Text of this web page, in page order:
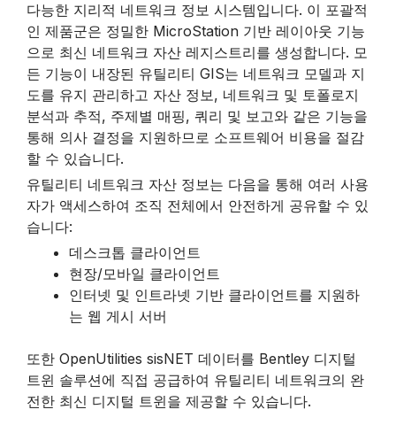
다능한 지리적 네트워크 정보 시스템입니다. 이 포괄적
인 제품군은 정밀한 MicroStation 기반 레이아웃 기능
으로 최신 네트워크 자산 레지스트리를 생성합니다. 모
든 기능이 내장된 유틸리티 GIS는 네트워크 모델과 지
도를 유지 관리하고 자산 정보, 네트워크 및 토폴로지
분석과 추적, 주제별 매핑, 쿼리 및 보고와 같은 기능을
통해 의사 결정을 지원하므로 소프트웨어 비용을 절감
할 수 있습니다.
유틸리티 네트워크 자산 정보는 다음을 통해 여러 사용
자가 액세스하여 조직 전체에서 안전하게 공유할 수 있
습니다:
데스크톱 클라이언트
현장/모바일 클라이언트
인터넷 및 인트라넷 기반 클라이언트를 지원하
는 웹 게시 서버
또한 OpenUtilities sisNET 데이터를 Bentley 디지털
트윈 솔루션에 직접 공급하여 유틸리티 네트워크의 완
전한 최신 디지털 트윈을 제공할 수 있습니다.